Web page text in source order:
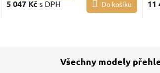
5 047 Kč s DPH Do košíku 11
Všechny modely